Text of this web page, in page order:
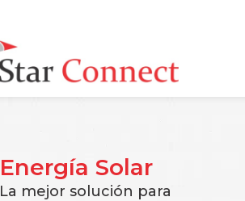
Energía Solar
La mejor solución para